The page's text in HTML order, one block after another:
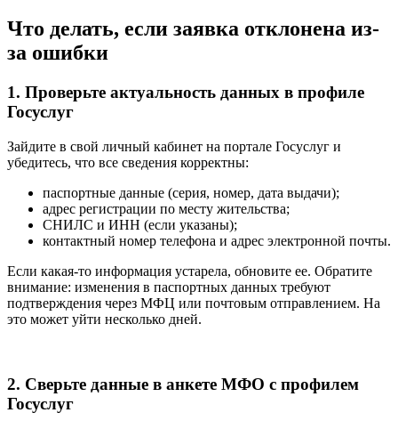
Что делать, если заявка отклонена из-
за ошибки
1. Проверьте актуальность данных в профиле
Госуслуг
Зайдите в свой личный кабинет на портале Госуслуг и
убедитесь, что все сведения корректны:
паспортные данные (серия, номер, дата выдачи);
адрес регистрации по месту жительства;
СНИЛС и ИНН (если указаны);
контактный номер телефона и адрес электронной почты.
Если какая-то информация устарела, обновите ее. Обратите
внимание: изменения в паспортных данных требуют
подтверждения через МФЦ или почтовым отправлением. На
это может уйти несколько дней.
2. Сверьте данные в анкете МФО с профилем
Госуслуг